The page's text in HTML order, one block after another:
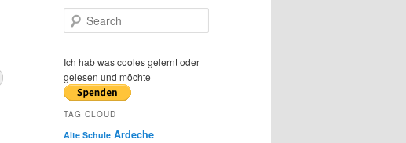
e
r
c
h
Ich hab was cooles gelernt oder
gelesen und möchte
TAG CLOUD
Alte Schule Ardeche